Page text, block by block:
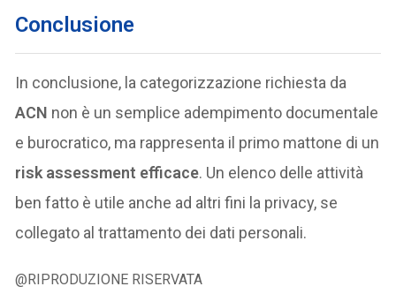
Conclusione
In conclusione, la categorizzazione richiesta da
ACN non è un semplice adempimento documentale
e burocratico, ma rappresenta il primo mattone di un
risk assessment efficace. Un elenco delle attività
ben fatto è utile anche ad altri fini la privacy, se
collegato al trattamento dei dati personali.
@RIPRODUZIONE RISERVATA